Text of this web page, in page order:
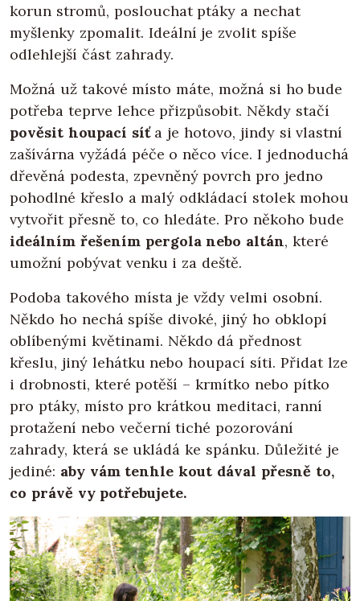
korun stromů, poslouchat ptáky a nechat
myšlenky zpomalit. Ideální je zvolit spíše
odlehlejší část zahrady.
Možná už takové místo máte, možná si ho bude
potřeba teprve lehce přizpůsobit. Někdy stačí
pověsit houpací síťa je hotovo, jindy si vlastní
zašívárna vyžádá péče o něco více. I jednoduchá
dřevěná podesta, zpevněný povrch pro jedno
pohodlné křeslo a malý odkládací stolek mohou
vytvořit přesně to, co hledáte. Pro někoho bude
ideálním řešením pergola nebo altán, které
umožní pobývat venku i za deště.
Podoba takového místa je vždy velmi osobní.
Někdo ho nechá spíše divoké, jiný ho obklopí
oblíbenými květinami. Někdo dá přednost
křeslu, jiný lehátku nebo houpací síti. Přidat lze
i drobnosti, které potěší – krmítko nebo pítko
pro ptáky, místo pro krátkou meditaci, ranní
protažení nebo večerní tiché pozorování
zahrady, která se ukládá ke spánku. Důležité je
jediné: aby vám tenhle kout dával přesně to,
co právě vy potřebujete.